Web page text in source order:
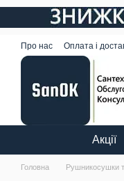
Перейти до основного
Про нас Оплата і
Акції
Головна Рушникосушки